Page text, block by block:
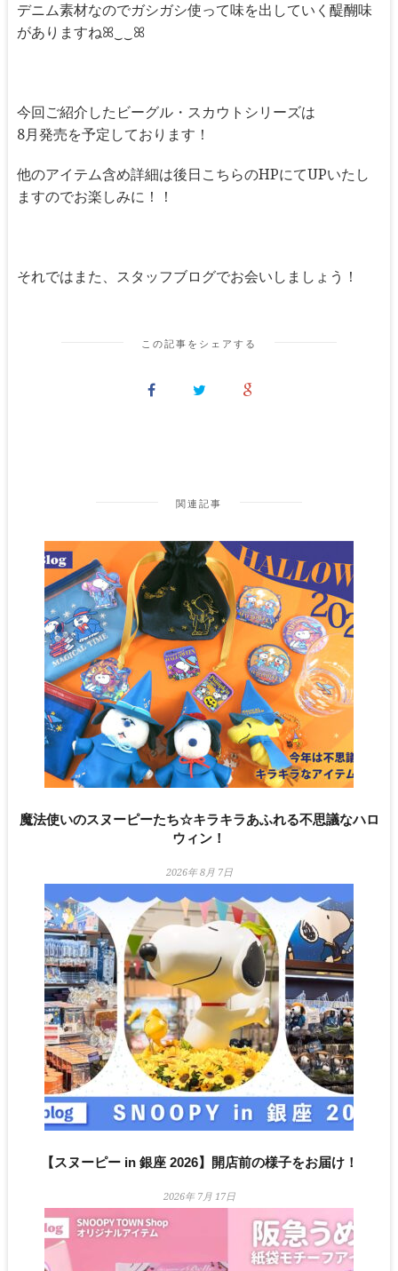
デニム素材なのでガシガシ使って味を出していく醍醐味
がありますねꕤ‿‿ꕤ
今回ご紹介したビーグル・スカウトシリーズは
8月発売を予定しております！
他のアイテム含め詳細は後日こちらのHPにてUPいたし
ますのでお楽しみに！！
それではまた、スタッフブログでお会いしましょう！
この記事をシェアする
関連記事
魔法使いのスヌーピーたち☆キラキラあふれる不思議なハロ
ウィン！
2026年 8月 7日
【スヌーピー in 銀座 2026】開店前の様子をお届け！
2026年 7月 17日